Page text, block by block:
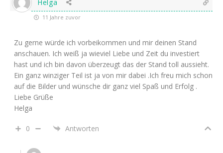
Helga
11 Jahre zuvor
Zu gerne würde ich vorbeikommen und mir deinen Stand
anschauen. Ich weiß ja wieviel Liebe und Zeit du investiert
hast und ich bin davon überzeugt das der Stand toll aussieht.
Ein ganz winziger Teil ist ja von mir dabei .Ich freu mich schon
auf die Bilder und wünsche dir ganz viel Spaß und Erfolg .
Liebe Grüße
Helga
0 Antworten